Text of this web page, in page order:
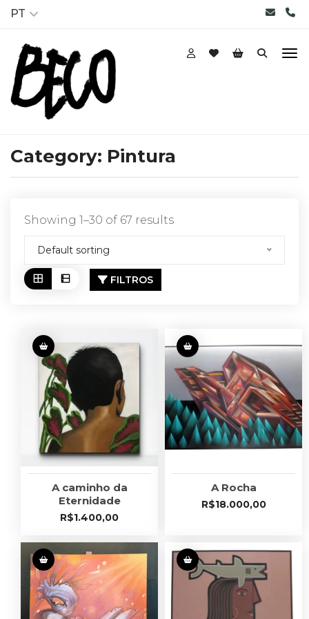
PT
Category: Pintura
Showing 1–30 of 67 results
Default sorting
FILTROS
A caminho da
Eternidade
R$1.400,00
A Rocha
R$18.000,00